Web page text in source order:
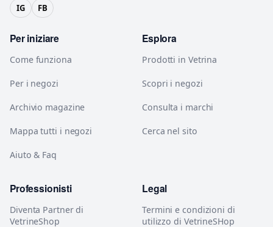
IG FB
Per iniziare
Come funziona
Per i negozi
Archivio magazine
Mappa tutti i negozi
Aiuto & Faq
Esplora
Prodotti in Vetrina
Scopri i negozi
Consulta i marchi
Cerca nel sito
Professionisti
Diventa Partner di
VetrineShop
Legal
Termini e condizioni di
utilizzo di VetrineSHop